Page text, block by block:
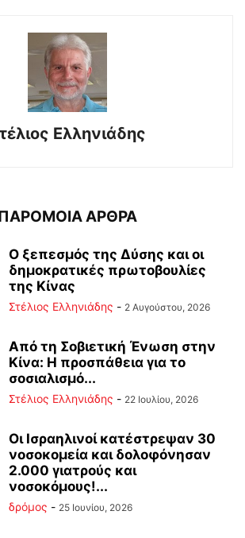
Ελληνιάδης
ΑΡΘΡΑ
Ο ξεπεσμός της Δύσης και οι
δημοκρατικές πρωτοβουλίες
της Κίνας
Στέλιος Ελληνιάδης - 2 Αυγούστου, 2026
Από τη Σοβιετική Ένωση στην
Κίνα: Η προσπάθεια για το
σοσιαλισμό...
Στέλιος Ελληνιάδης - 22 Ιουλίου, 2026
Οι Ισραηλινοί κατέστρεψαν 30
νοσοκομεία και δολοφόνησαν
2.000 γιατρούς και
νοσοκόμους!...
δρόμος - 25 Ιουνίου, 2026